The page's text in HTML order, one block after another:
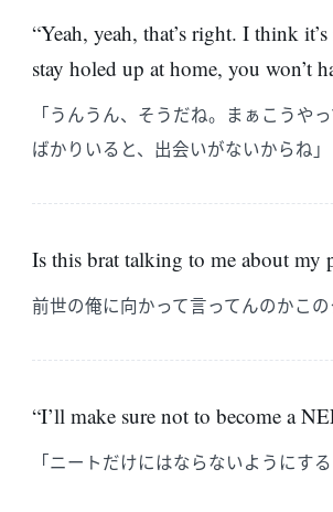
“Yeah, yeah, that’s right. I think
stay holed up at home, you won’t
「うんうん、そうだね。まぁこうや
ばかりいると、出会いがないからね」
Is this brat talking to me about my
前世の俺に向かって言ってんのかこ
“I’ll make sure not to become a
「ニートだけにはならないようにする